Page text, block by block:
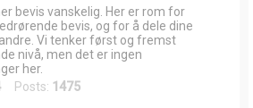
bevis vanskelig. Her er rom for
bevis, og for å dele dine
Vi tenker først og fremst
nivå, men det er ingen
her.
Posts: 1475